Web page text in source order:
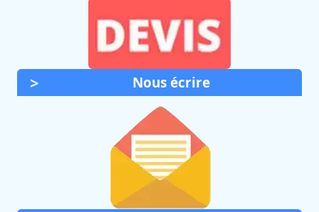
Nous écrire